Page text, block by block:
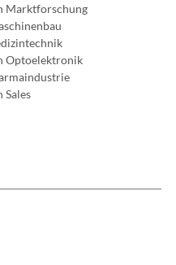
Marktforschung
Optoelektronik
Sales